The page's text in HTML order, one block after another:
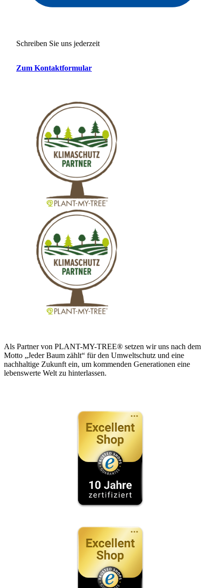
Schreiben Sie uns jederzeit
Zum Kontaktformular
Als Partner von PLANT-MY-TREE® setzen wir uns nach dem
Motto „Jeder Baum zählt“ für den Umweltschutz und eine
nachhaltige Zukunft ein, um kommenden Generationen eine
lebenswerte Welt zu hinterlassen.